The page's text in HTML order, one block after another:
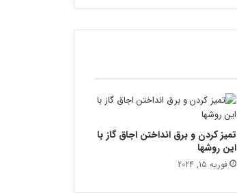
تمیز کردن و برق انداختن اجاق گاز با
این روشها
فوریه 15, 2024